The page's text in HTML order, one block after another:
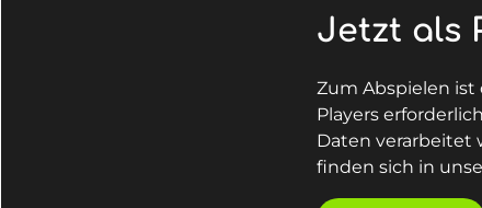
Jetzt als
Zum Abspielen ist
Players
Daten verarbeitet
finden sich in